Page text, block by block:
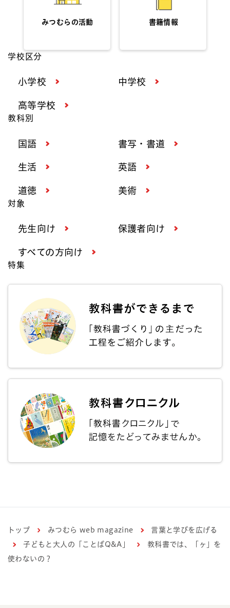
みつむらの活動 書籍情報
学校区分
小学校 中学校
高等学校
教科別
国語 書写・書道
生活 英語
道徳 美術
対象
先生向け 保護者向け
すべての方向け
特集
トップ みつむら web magazine
言葉と学びを広げる
子どもと大人の「ことばQ&A」
教科書では、「ヶ」を
使わないの？